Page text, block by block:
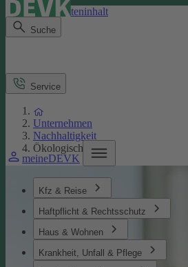
Direkt zum Seiteninhalt
Suche
meineDEVK
Kfz & Reise
Haftpflicht & Rechtsschutz
Haus & Wohnen
Krankheit, Unfall & Pflege
Service
Unternehmen
Nachhaltigkeit
Ökologisches